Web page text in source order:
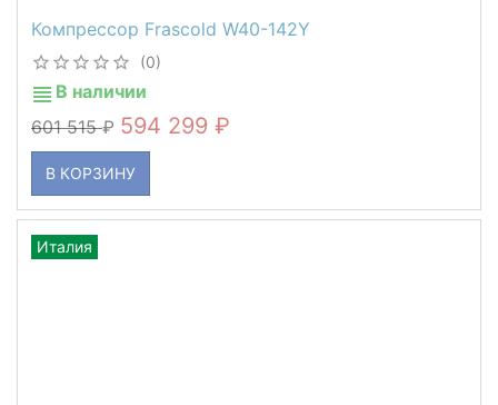
Компрессор Frascold W40-142Y
(0)
В наличии
601 515
594 299
В КОРЗИНУ
Италия